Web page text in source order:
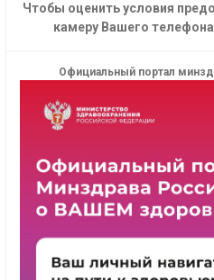
Официальный портал
Чтобы оценить условия
камеру Вашего